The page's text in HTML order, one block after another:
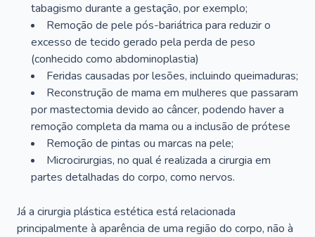
tabagismo durante a gestação, por exemplo;
Remoção de pele pós-bariátrica para reduzir o
excesso de tecido gerado pela perda de peso
(conhecido como abdominoplastia)
Feridas causadas por lesões, incluindo queimaduras;
Reconstrução de mama em mulheres que passaram
por mastectomia devido ao câncer, podendo haver a
remoção completa da mama ou a inclusão de prótese
Remoção de pintas ou marcas na pele;
Microcirurgias, no qual é realizada a cirurgia em
partes detalhadas do corpo, como nervos.
Já a cirurgia plástica estética está relacionada
principalmente à aparência de uma região do corpo, não à